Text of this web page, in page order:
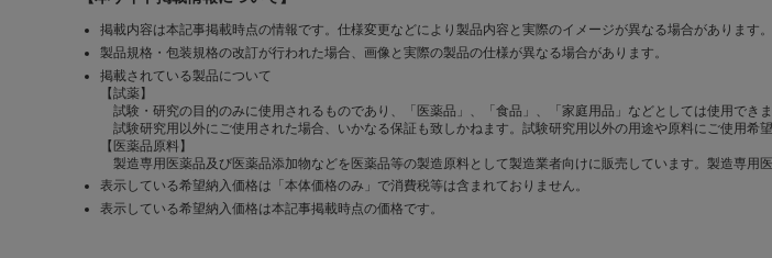
掲載内容は本記事掲載時点の情報です。仕様変更などにより製品内容と実際のイメージが異なる場合があります。
製品規格・包装規格の改訂が行われた場合、画像と実際の製品の仕様が異なる場合があります。
掲載されている製品について
【試薬】
試験・研究の目的のみに使用されるものであり、「医薬品」、「食品」、「家庭用品」などとしては使用できま
試験研究用以外にご使用された場合、いかなる保証も致しかねます。試験研究用以外の用途や原料にご使用希
【医薬品原料】
製造専用医薬品及び医薬品添加物などを医薬品等の製造原料として製造業者向けに販売しています。製造専用
表示している希望納入価格は「本体価格のみ」で消費税等は含まれておりません。
表示している希望納入価格は本記事掲載時点の価格です。